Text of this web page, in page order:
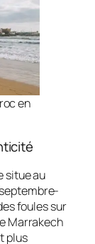
en
situe au
foules sur
Marrakech
plus